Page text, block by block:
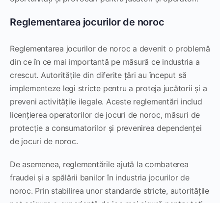
Reglementarea jocurilor de noroc
Reglementarea jocurilor de noroc a devenit o problemă
din ce în ce mai importantă pe măsură ce industria a
crescut. Autoritățile din diferite țări au început să
implementeze legi stricte pentru a proteja jucătorii și a
preveni activitățile ilegale. Aceste reglementări includ
licențierea operatorilor de jocuri de noroc, măsuri de
protecție a consumatorilor și prevenirea dependenței
de jocuri de noroc.
De asemenea, reglementările ajută la combaterea
fraudei și a spălării banilor în industria jocurilor de
noroc. Prin stabilirea unor standarde stricte, autoritățile